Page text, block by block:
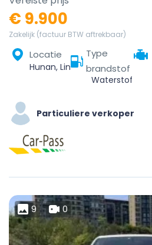
€ 9.900
Zakelijk (factuur BTW aftrekbaar)
Locatie
Hunan, Linchuan District, Fuzhou City, Jiangxi, China
Type
brandstof
Waterstof
Particuliere verkoper
9 0